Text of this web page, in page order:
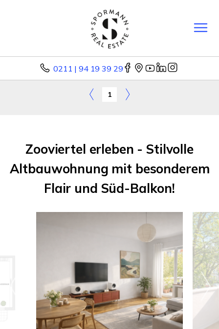
0211 | 94 19 39 29
1
Zooviertel erleben - Stilvolle
Altbauwohnung mit besonderem
Flair und Süd-Balkon!